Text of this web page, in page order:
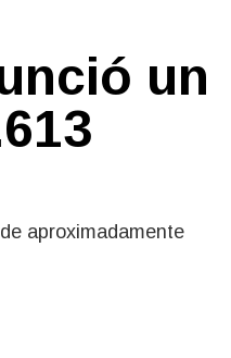
un
aproximadamente